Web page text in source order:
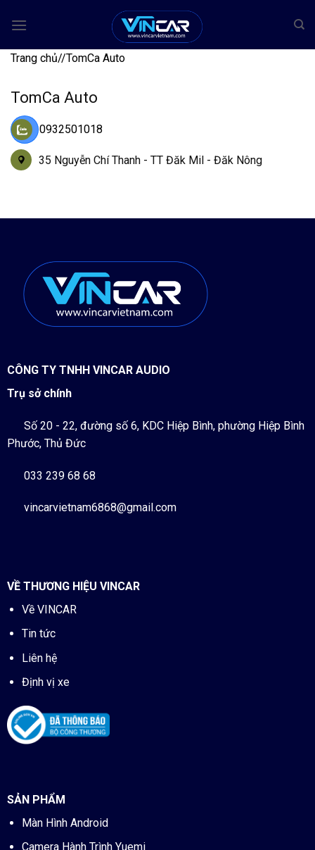
qua
dungTrang chủ//TomCa Auto
TomCa Auto
0932501018
35 Nguyễn Chí Thanh - TT Đăk Mil - Đăk Nông
CÔNG TY TNHH VINCAR AUDIO
Trụ sở chính
Số 20 - 22, đường số 6, KDC Hiệp Bình, phường Hiệp Bình
Phước, Thủ Đức
033 239 68 68
vincarvietnam6868@gmail.com
VỀ THƯƠNG HIỆU VINCAR
Về VINCAR
Tin tức
Liên hệ
Định vị xe
SẢN PHẨM
Màn Hình Android
Camera Hành Trình Yuemi